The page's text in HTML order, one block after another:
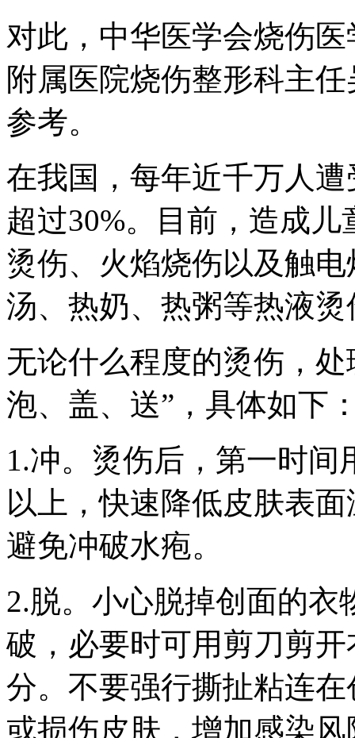
对此，中华医学会烧伤
附属医院烧伤整形科主
参考。
在我国，每年近千万人
超过30%。目前，造成
烫伤、火焰烧伤以及触
汤、热奶、热粥等热液
无论什么程度的烫伤，
泡、盖、送”，具体如下
1.冲。烫伤后，第一时间
以上，快速降低皮肤表
避免冲破水疱。
2.脱。小心脱掉创面的
破，必要时可用剪刀剪
分。不要强行撕扯粘连
或损伤皮肤，增加感染风